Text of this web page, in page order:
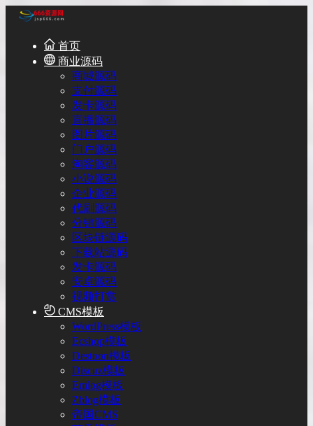
首页
商业源码
商城源码
支付源码
发卡源码
直播源码
图片源码
门户源码
淘客源码
小说源码
企业源码
代刷源码
分销源码
区块链源码
下载站源码
发卡源码
安卓源码
视频打赏
CMS模板
WordPress模板
Ecshop模板
Destoon模板
Discuz模板
Emlog模板
Zblog模板
帝国CMS